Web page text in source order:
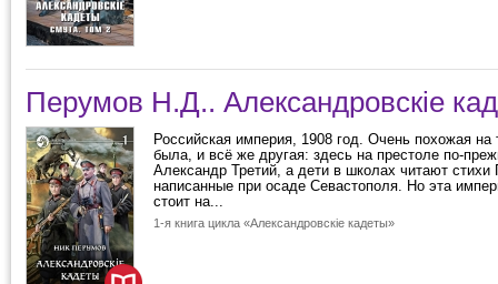
Перумов Н.Д.. Александровскiе
Российская империя, 1908 год. Очень похожая на
была, и всё же другая: здесь на престоле по-
Александр Третий, а дети в школах читают стихи
написанные при осаде Севастополя. Но эта
стоит на...
1-я книга цикла «Александровскiе кадеты»